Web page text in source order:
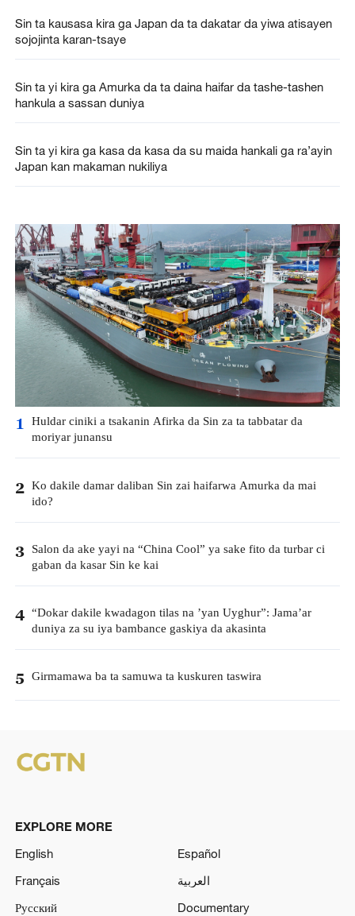
Sin ta kausasa kira ga Japan da ta dakatar da yiwa atisayen
sojojinta karan-tsaye
Sin ta yi kira ga Amurka da ta daina haifar da tashe-tashen
hankula a sassan duniya
Sin ta yi kira ga kasa da kasa da su maida hankali ga ra’ayin
Japan kan makaman nukiliya
1 Huldar ciniki a tsakanin Afirka da Sin za ta tabbatar da
moriyar junansu
2 Ko dakile damar daliban Sin zai haifarwa Amurka da mai
ido?
3 Salon da ake yayi na “China Cool” ya sake fito da turbar ci
gaban da kasar Sin ke kai
4 “Dokar dakile kwadagon tilas na ’yan Uyghur”: Jama’ar
duniya za su iya bambance gaskiya da akasinta
5 Girmamawa ba ta samuwa ta kuskuren taswira
EXPLORE MORE
English
Español
Français
العربية
Русский
Documentary